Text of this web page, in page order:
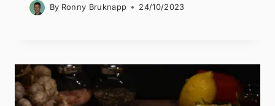
By Ronny Bruknapp 24/10/2023